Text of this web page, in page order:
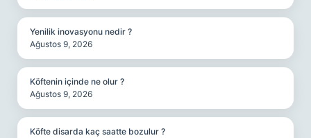
Yenilik inovasyonu nedir ?
Ağustos 9, 2026
Köftenin içinde ne olur ?
Ağustos 9, 2026
Köfte disarda kaç saatte bozulur ?